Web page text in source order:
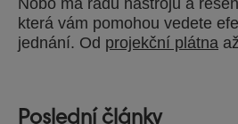
Nobo má řadu nástrojů a
která vám pomohou vedete
jednání. Od projekční plátna
Poslední články